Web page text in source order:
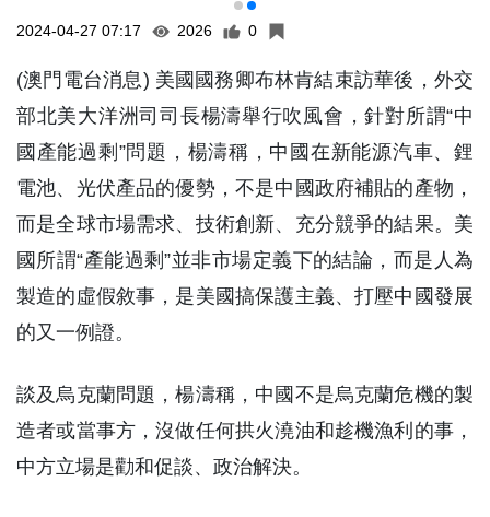
2024-04-27 07:17 2026 0
(澳門電台消息) 美國國務卿布林肯結束訪華後，外交
部北美大洋洲司司長楊濤舉行吹風會，針對所謂“中
國產能過剩”問題，楊濤稱，中國在新能源汽車、鋰
電池、光伏產品的優勢，不是中國政府補貼的產物，
而是全球市場需求、技術創新、充分競爭的結果。美
國所謂“產能過剩”並非市場定義下的結論，而是人為
製造的虛假敘事，是美國搞保護主義、打壓中國發展
的又一例證。
談及烏克蘭問題，楊濤稱，中國不是烏克蘭危機的製
造者或當事方，沒做任何拱火澆油和趁機漁利的事，
中方立場是勸和促談、政治解決。